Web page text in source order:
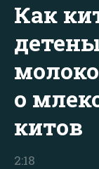
Как
о
китов
2:18